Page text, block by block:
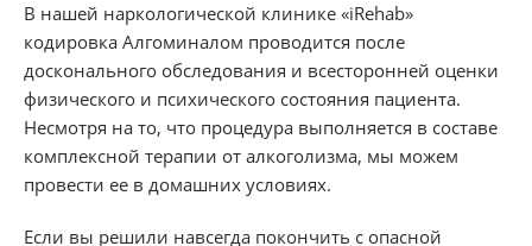
В нашей наркологической клинике «iRehab»
кодировка Алгоминалом проводится после
досконального обследования и всесторонней оценки
физического и психического состояния пациента.
Несмотря на то, что процедура выполняется в составе
комплексной терапии от алкоголизма, мы можем
провести ее в домашних условиях.
Если вы решили навсегда покончить с опасной